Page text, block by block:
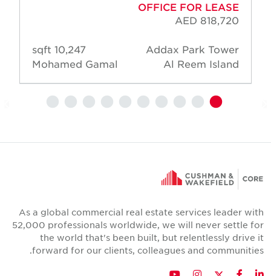
OFFICE FOR LEASE
AED 818,720
Addax Park Tower
Al Reem Island
10,247 sqft
Mohamed Gamal
As a global commercial real estate services leader with
52,000 professionals worldwide, we will never settle for
the world that's been built, but relentlessly drive it
forward for our clients, colleagues and communities.
LinkedIn
Facebook
Twitter
Instagram
YouTube